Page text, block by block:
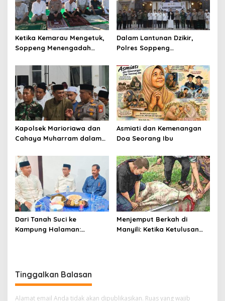
Ketika Kemarau Mengetuk,
Soppeng Menengadah
Dalam Lantunan Dzikir,
Polres Soppeng
untuk Negeri
Kapolsek Marioriawa dan
Cahaya Muharram dalam
Asmiati dan Kemenangan
Doa Seorang Ibu
Dari Tanah Suci ke
Kampung Halaman:
Latemmamala
Menjemput Berkah di
Manyili: Ketika Ketulusan
Tinggalkan Balasan
Alamat email Anda tidak akan dipublikasikan. Ruas yang wajib